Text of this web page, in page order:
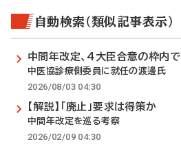
自動検索（類似記事表示）
中間年改定、4大臣合意の枠内で
中医協診療側委員に就任の渡邊氏
2026/08/03 04:30
【解説】「廃止」要求は得策か
中間年改定を巡る考察
2026/02/09 04:30